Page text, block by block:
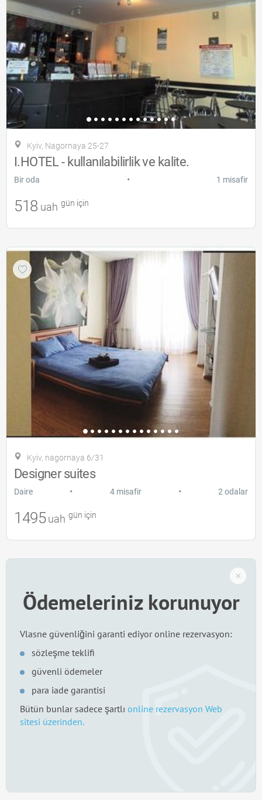
Kyiv, Nagornaya 25-27
I.HOTEL - kullanılabilirlik ve kalite.
Bir oda • 1 misafir
518 uah gün için
Kyiv, nagornaya 6/31
Designer suites
Daire • 4 misafir • 2 odalar
1495 uah gün için
Ödemeleriniz korunuyor
Vlasne güvenliğini garanti ediyor online rezervasyon:
sözleşme teklifi
güvenli ödemeler
para iade garantisi
Bütün bunlar sadece şartlı online rezervasyon Web
sitesi üzerinden.